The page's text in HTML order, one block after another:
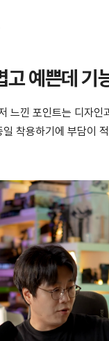
예쁜데 기
느낀 포인트는 디자
착용하기에 부담이